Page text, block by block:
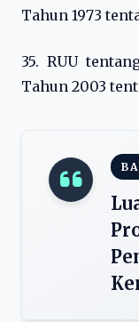
Tahun 1973
35. RUU
Tahun 2003